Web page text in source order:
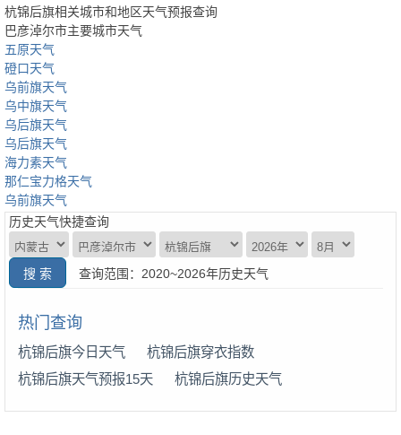
杭锦后旗相关城市和地区天气预报查询
巴彦淖尔市主要城市天气
五原天气
磴口天气
乌前旗天气
乌中旗天气
乌后旗天气
乌后旗天气
海力素天气
那仁宝力格天气
乌前旗天气
历史天气快捷查询
查询范围：2020~2026年历史天气
热门查询
杭锦后旗今日天气
杭锦后旗穿衣指数
杭锦后旗天气预报15天
杭锦后旗历史天气